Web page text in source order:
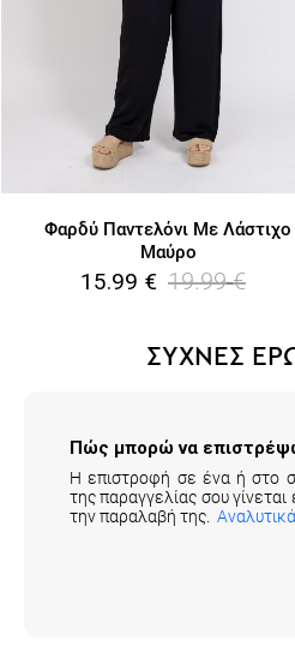
Φαρδύ Παντελόνι Με Λάστιχο
Μαύρο
15.99 € 19.99 €
ΣΥΧΝΕΣ
Πώς μπορώ να
Η επιστροφή σε ένα ή στο
της παραγγελίας σου
την παραλαβή της.